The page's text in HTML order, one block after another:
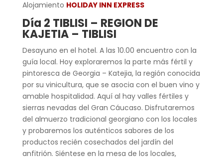
Alojamiento HOLIDAY INN EXPRESS
Día 2 TIBLISI – REGION DE
KAJETIA – TIBLISI
Desayuno en el hotel. A las 10.00 encuentro con la
guía local. Hoy exploraremos la parte más fértil y
pintoresca de Georgia – Katejia, la región conocida
por su vinicultura, que se asocia con el buen vino y
amable hospitalidad. Aquí al hay valles fértiles y
sierras nevadas del Gran Cáucaso. Disfrutaremos
del almuerzo tradicional georgiano con los locales
y probaremos los auténticos sabores de los
productos recién cosechados del jardín del
anfitrión. Siéntese en la mesa de los locales,